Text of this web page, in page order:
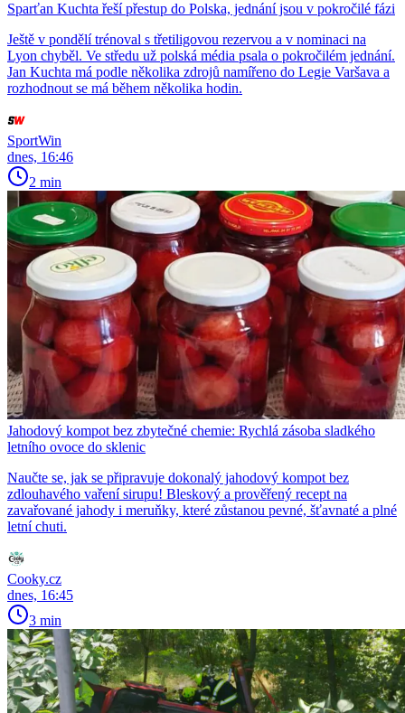
Sparťan Kuchta řeší přestup do Polska, jednání jsou v pokročilé fázi
Ještě v pondělí trénoval s třetiligovou rezervou a v nominaci na
Lyon chyběl. Ve středu už polská média psala o pokročilém jednání.
Jan Kuchta má podle několika zdrojů namířeno do Legie Varšava a
rozhodnout se má během několika hodin.
SportWin
dnes, 16:46
2 min
Jahodový kompot bez zbytečné chemie: Rychlá zásoba sladkého
letního ovoce do sklenic
Naučte se, jak se připravuje dokonalý jahodový kompot bez
zdlouhavého vaření sirupu! Bleskový a prověřený recept na
zavařované jahody i meruňky, které zůstanou pevné, šťavnaté a plné
letní chuti.
Cooky.cz
dnes, 16:45
3 min